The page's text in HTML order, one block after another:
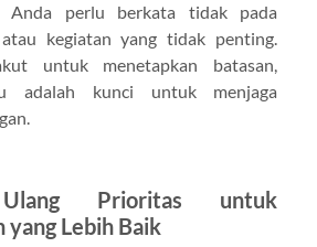
Anda perlu berkata tidak pada
kegiatan yang tidak penting.
untuk menetapkan batasan,
adalah kunci untuk menjaga
Prioritas untuk
yang Lebih Baik